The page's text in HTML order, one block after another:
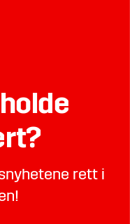
rett i